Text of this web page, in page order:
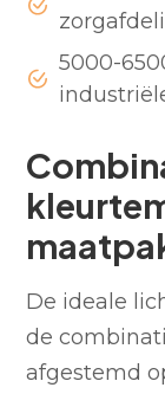
5000-
De ideale
de
afgestemd